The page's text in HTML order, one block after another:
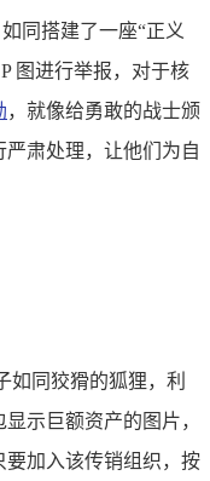
同搭建了一座“正义
图进行举报，对于核
，就像给勇敢的战士颁
肃处理，让他们为自
如同狡猾的狐狸，利
示巨额资产的图片，
加入该传销组织，按